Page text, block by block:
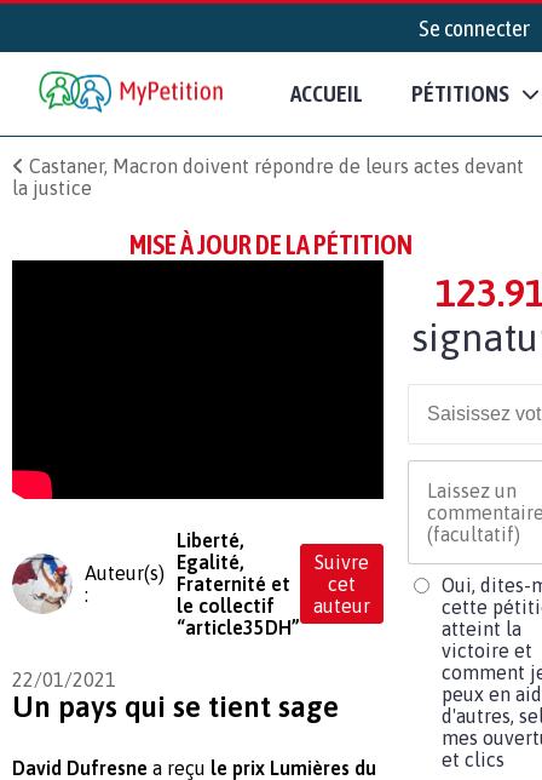
Se connecter
ACCUEIL PÉTITIONS
Castaner, Macron doivent répondre de leurs actes devant
la justice
MISE À JOUR DE LA PÉTITION
Auteur(s)
:
Liberté,
Egalité,
Fraternité et
le collectif
“article35DH”
Suivre
cet
auteur
22/01/2021
Un pays qui se tient sage
David Dufresne a reçu le prix Lumières du
Oui, dites-
cette
atteint la
victoire et
comment
peux en
d'autres,
mes
et clics